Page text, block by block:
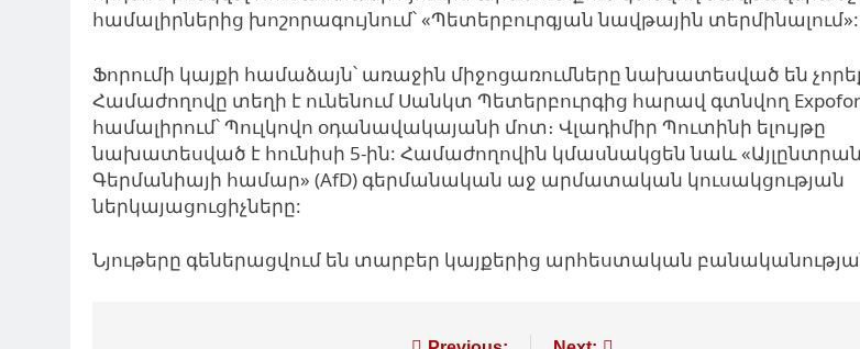
համալիրներից խոշորագույնում՝ «Պետերբուրգյան նավթային տերմինալում»:
Ֆորումի կայքի համաձայն՝ առաջին միջոցառումները նախատեսված են
Համաժողովը տեղի է ունենում Սանկտ Պետերբուրգից հարավ գտնվող
համալիրում՝ Պուլկովո օդանավակայանի մոտ։ Վլադիմիր Պուտինի ելույթը
նախատեսված է հունիսի 5-ին: Համաժողովին կմասնակցեն նաև
Գերմանիայի համար» (AfD) գերմանական աջ արմատական կուսակցության
ներկայացուցիչները:
Նյութերը գեներացվում են տարբեր կայքերից արհեստական